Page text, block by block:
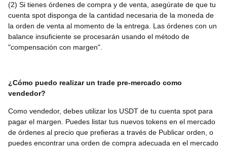
(2) Si tienes órdenes de compra y de venta, asegúrate de que tu
cuenta spot disponga de la cantidad necesaria de la moneda de
la orden de venta al momento de la entrega. Las órdenes con un
balance insuficiente se procesarán usando el método de
"compensación con margen".
¿Cómo puedo realizar un trade pre-mercado como
vendedor?
Como vendedor, debes utilizar los USDT de tu cuenta spot para
pagar el margen. Puedes listar tus nuevos tokens en el mercado
de órdenes al precio que prefieras a través de Publicar orden, o
puedes encontrar una orden de compra adecuada en el mercado